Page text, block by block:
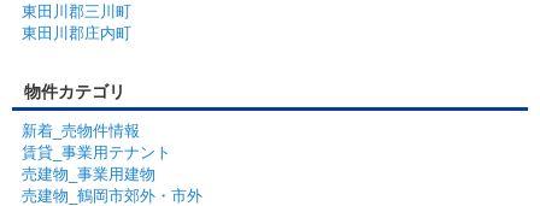
東田川郡三川町
東田川郡庄内町
物件カテゴリ
新着_売物件情報
賃貸_事業用テナント
売建物_事業用建物
売建物_鶴岡市郊外・市外